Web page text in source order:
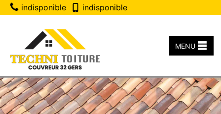
indisponible indisponible
MENU